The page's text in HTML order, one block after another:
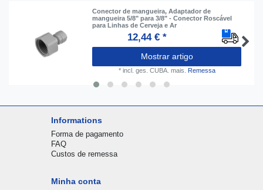
Conector de mangueira, Adaptador de
mangueira 5/8" para 3/8" - Conector Roscável
para Linhas de Cerveja e Ar
12,44 € *
Mostrar artigo
* incl. ges. CUBA. mais. Remessa
Informations
Forma de pagamento
FAQ
Custos de remessa
Minha conta